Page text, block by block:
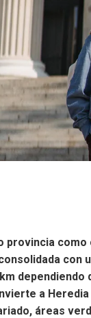
provincia como
con
a
áreas